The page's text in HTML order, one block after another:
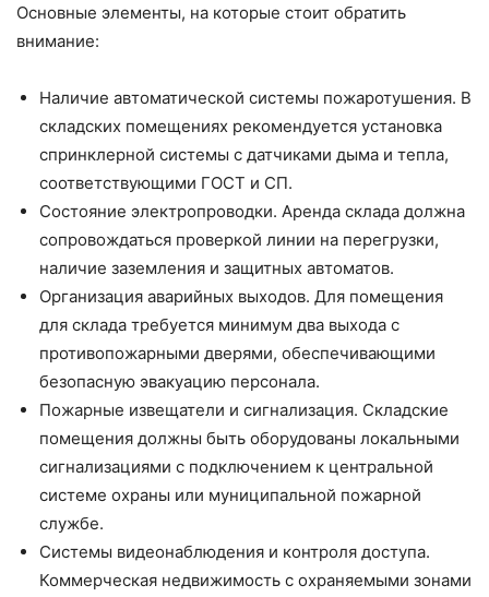
Основные элементы, на которые стоит обратить
внимание:
Наличие автоматической системы пожаротушения. В
складских помещениях рекомендуется установка
спринклерной системы с датчиками дыма и тепла,
соответствующими ГОСТ и СП.
Состояние электропроводки. Аренда склада должна
сопровождаться проверкой линии на перегрузки,
наличие заземления и защитных автоматов.
Организация аварийных выходов. Для помещения
для склада требуется минимум два выхода с
противопожарными дверями, обеспечивающими
безопасную эвакуацию персонала.
Пожарные извещатели и сигнализация. Складские
помещения должны быть оборудованы локальными
сигнализациями с подключением к центральной
системе охраны или муниципальной пожарной
службе.
Системы видеонаблюдения и контроля доступа.
Коммерческая недвижимость с охраняемыми зонами